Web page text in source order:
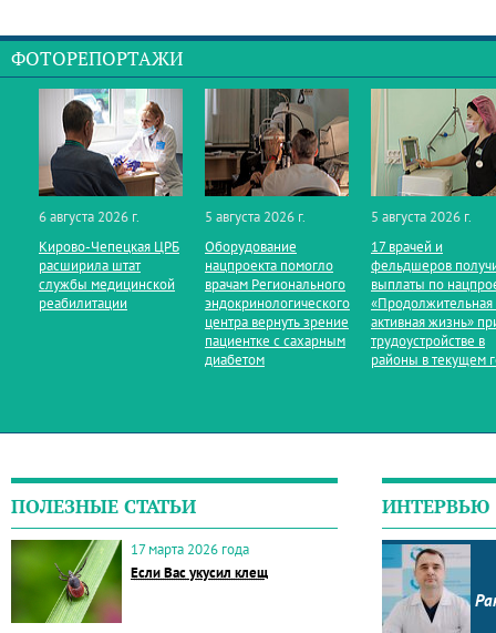
ФОТОРЕПОРТАЖИ
6 августа 2026 г.
Кирово‑Чепецкая ЦРБ
расширила штат
службы медицинской
реабилитации
5 августа 2026 г.
Оборудование
нацпроекта помогло
врачам Регионального
эндокринологического
центра вернуть зрение
пациентке с сахарным
диабетом
5 августа 2026 г.
17 врачей и
фельдшеров
выплаты по
«Продолжительная
активная жизнь»
трудоустройстве в
районы в текущем
ПОЛЕЗНЫЕ СТАТЬИ
17 марта 2026 года
Если Вас укусил клещ
ИНТЕРВЬЮ